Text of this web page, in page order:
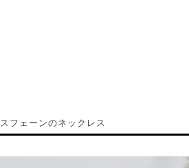
スフェーンのネックレス